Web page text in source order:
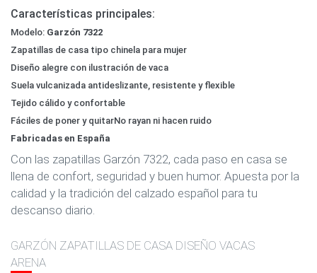
Características principales:
Modelo: Garzón 7322
Zapatillas de casa tipo chinela para mujer
Diseño alegre con ilustración de vaca
Suela vulcanizada antideslizante, resistente y flexible
Tejido cálido y confortable
Fáciles de poner y quitarNo rayan ni hacen ruido
Fabricadas en España
Con las zapatillas Garzón 7322, cada paso en casa se
llena de confort, seguridad y buen humor. Apuesta por la
calidad y la tradición del calzado español para tu
descanso diario.
GARZÓN ZAPATILLAS DE CASA DISEÑO VACAS
ARENA